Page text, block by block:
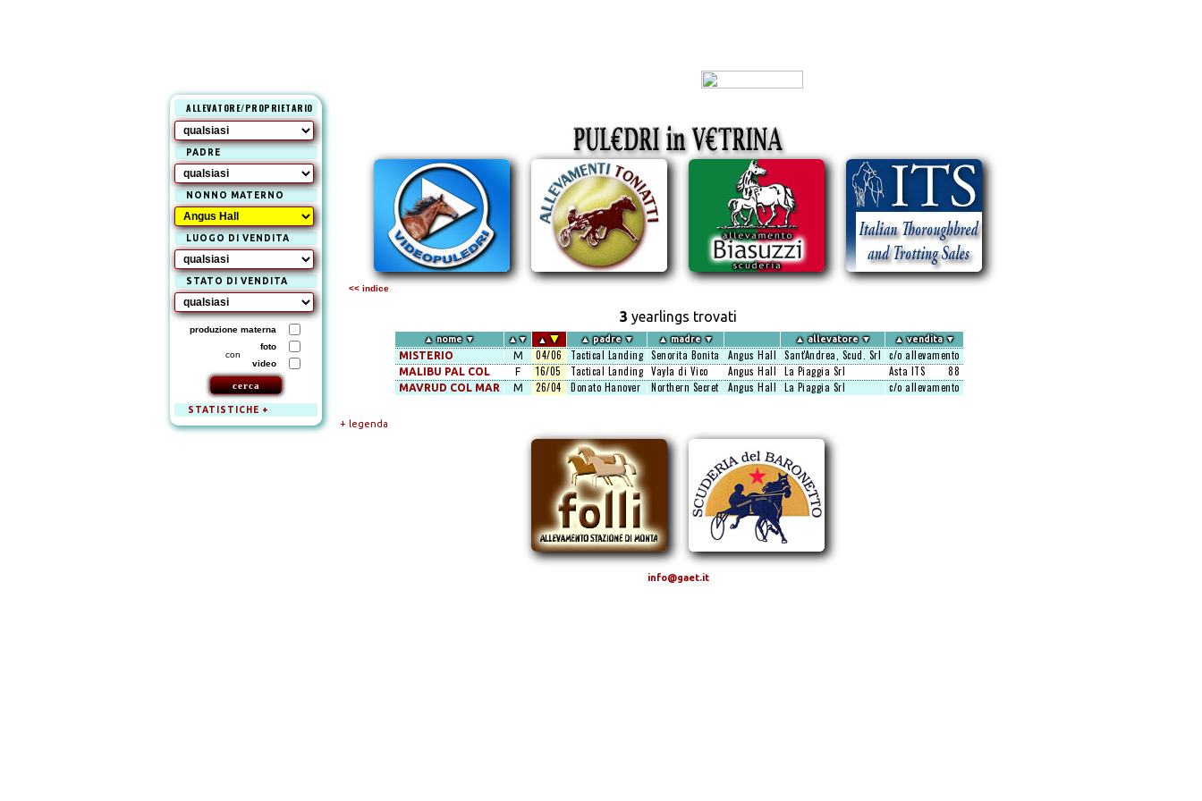
ALLEVATORE/PROPRIETARIO
PADRE
NONNO MATERNO
LUOGO DI VENDITA
STATO DI VENDITA
produzione materna
con
foto
video
STATISTICHE +
<< indice
3 yearlings trovati
▲ nome ▼ ▲▼ ▲ ▼ ▲ padre ▼ ▲ madre ▼ ▲ allevatore ▼ ▲vendita▼
MISTERIO M 04/06 Tactical Landing Senorita Bonita Angus Hall Sant'Andrea, Scud. Srl c/o allevamento
MALIBU PAL COL F 16/05 Tactical Landing Vayla di Vico Angus Hall La Piaggia Srl Asta ITS 88
MAVRUD COL MAR M 26/04 Donato Hanover Northern Secret Angus Hall La Piaggia Srl c/o allevamento
+ legenda
info@gaet.it